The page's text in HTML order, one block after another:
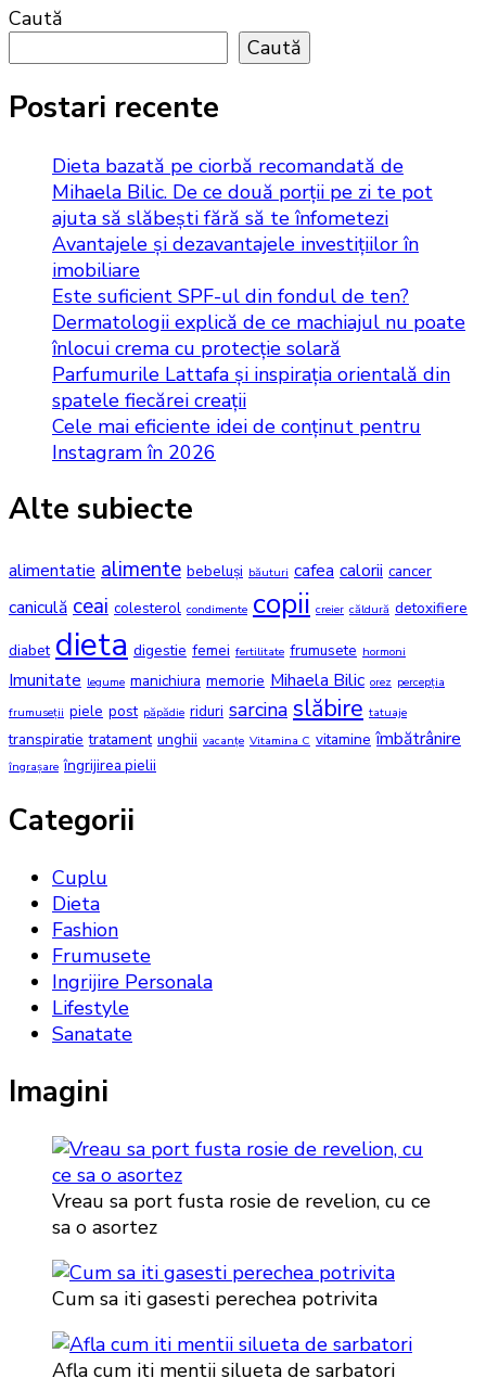
Caută
Caută
Postari recente
Dieta bazată pe ciorbă recomandată de
Mihaela Bilic. De ce două porții pe zi te pot
ajuta să slăbești fără să te înfometezi
Avantajele și dezavantajele investițiilor în
imobiliare
Este suficient SPF-ul din fondul de ten?
Dermatologii explică de ce machiajul nu poate
înlocui crema cu protecție solară
Parfumurile Lattafa și inspirația orientală din
spatele fiecărei creații
Cele mai eficiente idei de conținut pentru
Instagram în 2026
Alte subiecte
alimentatie alimente bebeluși băuturi cafea calorii cancer
caniculă ceai colesterol condimente copii creier căldură detoxifiere
diabet dieta digestie femei fertilitate frumusete hormoni
Imunitate legume manichiura memorie Mihaela Bilic orez percepția
frumuseții piele post păpădie riduri sarcina slăbire tatuaje
transpiratie tratament unghii vacanțe Vitamina C vitamine îmbătrânire
îngrașare îngrijirea pielii
Categorii
Cuplu
Dieta
Fashion
Frumusete
Ingrijire Personala
Lifestyle
Sanatate
Imagini
Vreau sa port fusta rosie de revelion, cu ce
sa o asortez
Cum sa iti gasesti perechea potrivita
Afla cum iti mentii silueta de sarbatori